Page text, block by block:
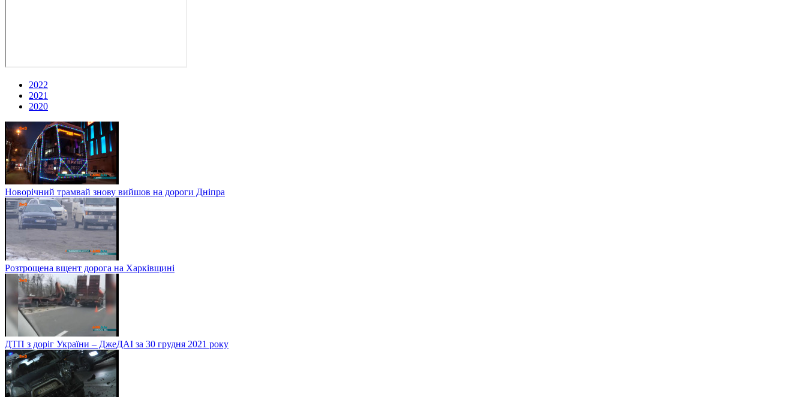
2022
2021
2020
Новорічний трамвай знову вийшов на дороги Дніпра
Розтрощена вщент дорога на Харківщині
ДТП з доріг України – ДжеДАІ за 30 грудня 2021 року